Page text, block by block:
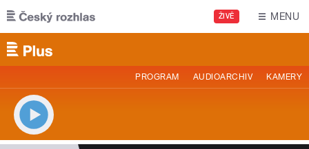
Přejít k hlavnímu obsahu
ŽIVĚ MENU
PROGRAM AUDIOARCHIV KAMERY